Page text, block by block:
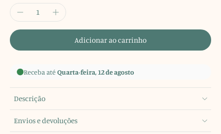
Adicionar ao carrinho
Receba atéQuarta-feira, 12 de agosto
Descrição
Envios e devoluções